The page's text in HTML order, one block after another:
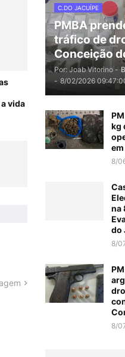
vida
C.DO JACUÍPE
PMBA
tráfico de
Conceição
Por: Joab Vitorino -
- 8/02/2026
kg
8/
na
do
8/
8/